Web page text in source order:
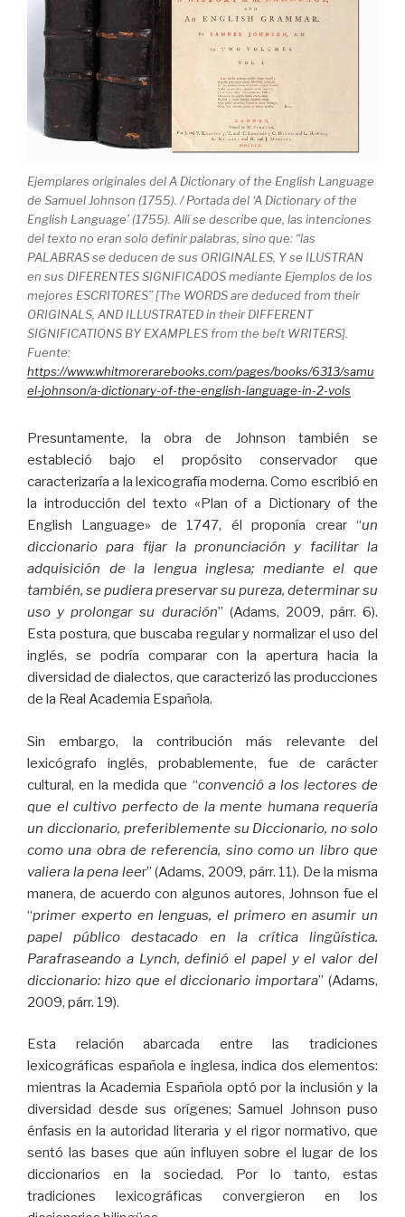
Ejemplares originales del A Dictionary of the English Language
de Samuel Johnson (1755). / Portada del ‘A Dictionary of the
English Language’ (1755). Allí se describe que, las intenciones
del texto no eran solo definir palabras, sino que: “las
PALABRAS se deducen de sus ORIGINALES, Y se ILUSTRAN
en sus DIFERENTES SIGNIFICADOS mediante Ejemplos de los
mejores ESCRITORES” [The WORDS are deduced from their
ORIGINALS, AND ILLUSTRATED in their DIFFERENT
SIGNIFICATIONS BY EXAMPLES from the beſt WRITERS].
Fuente:
https://www.whitmorerarebooks.com/pages/books/6313/samu
el-johnson/a-dictionary-of-the-english-language-in-2-vols
Presuntamente, la obra de Johnson también se
estableció bajo el propósito conservador que
caracterizaría a la lexicografía moderna. Como escribió en
la introducción del texto «Plan of a Dictionary of the
English Language» de 1747, él proponía crear “un
diccionario para fijar la pronunciación y facilitar la
adquisición de la lengua inglesa; mediante el que
también, se pudiera preservar su pureza, determinar su
uso y prolongar su duración” (Adams, 2009, párr. 6).
Esta postura, que buscaba regular y normalizar el uso del
inglés, se podría comparar con la apertura hacia la
diversidad de dialectos, que caracterizó las producciones
de la Real Academia Española.
Sin embargo, la contribución más relevante del
lexicógrafo inglés, probablemente, fue de carácter
cultural, en la medida que “convenció a los lectores de
que el cultivo perfecto de la mente humana requería
un diccionario, preferiblemente su Diccionario, no solo
como una obra de referencia, sino como un libro que
valiera la pena leer” (Adams, 2009, párr. 11). De la misma
manera, de acuerdo con algunos autores, Johnson fue el
“primer experto en lenguas, el primero en asumir un
papel público destacado en la crítica lingüística.
Parafraseando a Lynch, definió el papel y el valor del
diccionario: hizo que el diccionario importara” (Adams,
2009, párr. 19).
Esta relación abarcada entre las tradiciones
lexicográficas española e inglesa, indica dos elementos:
mientras la Academia Española optó por la inclusión y la
diversidad desde sus orígenes; Samuel Johnson puso
énfasis en la autoridad literaria y el rigor normativo, que
sentó las bases que aún influyen sobre el lugar de los
diccionarios en la sociedad. Por lo tanto, estas
tradiciones lexicográficas convergieron en los